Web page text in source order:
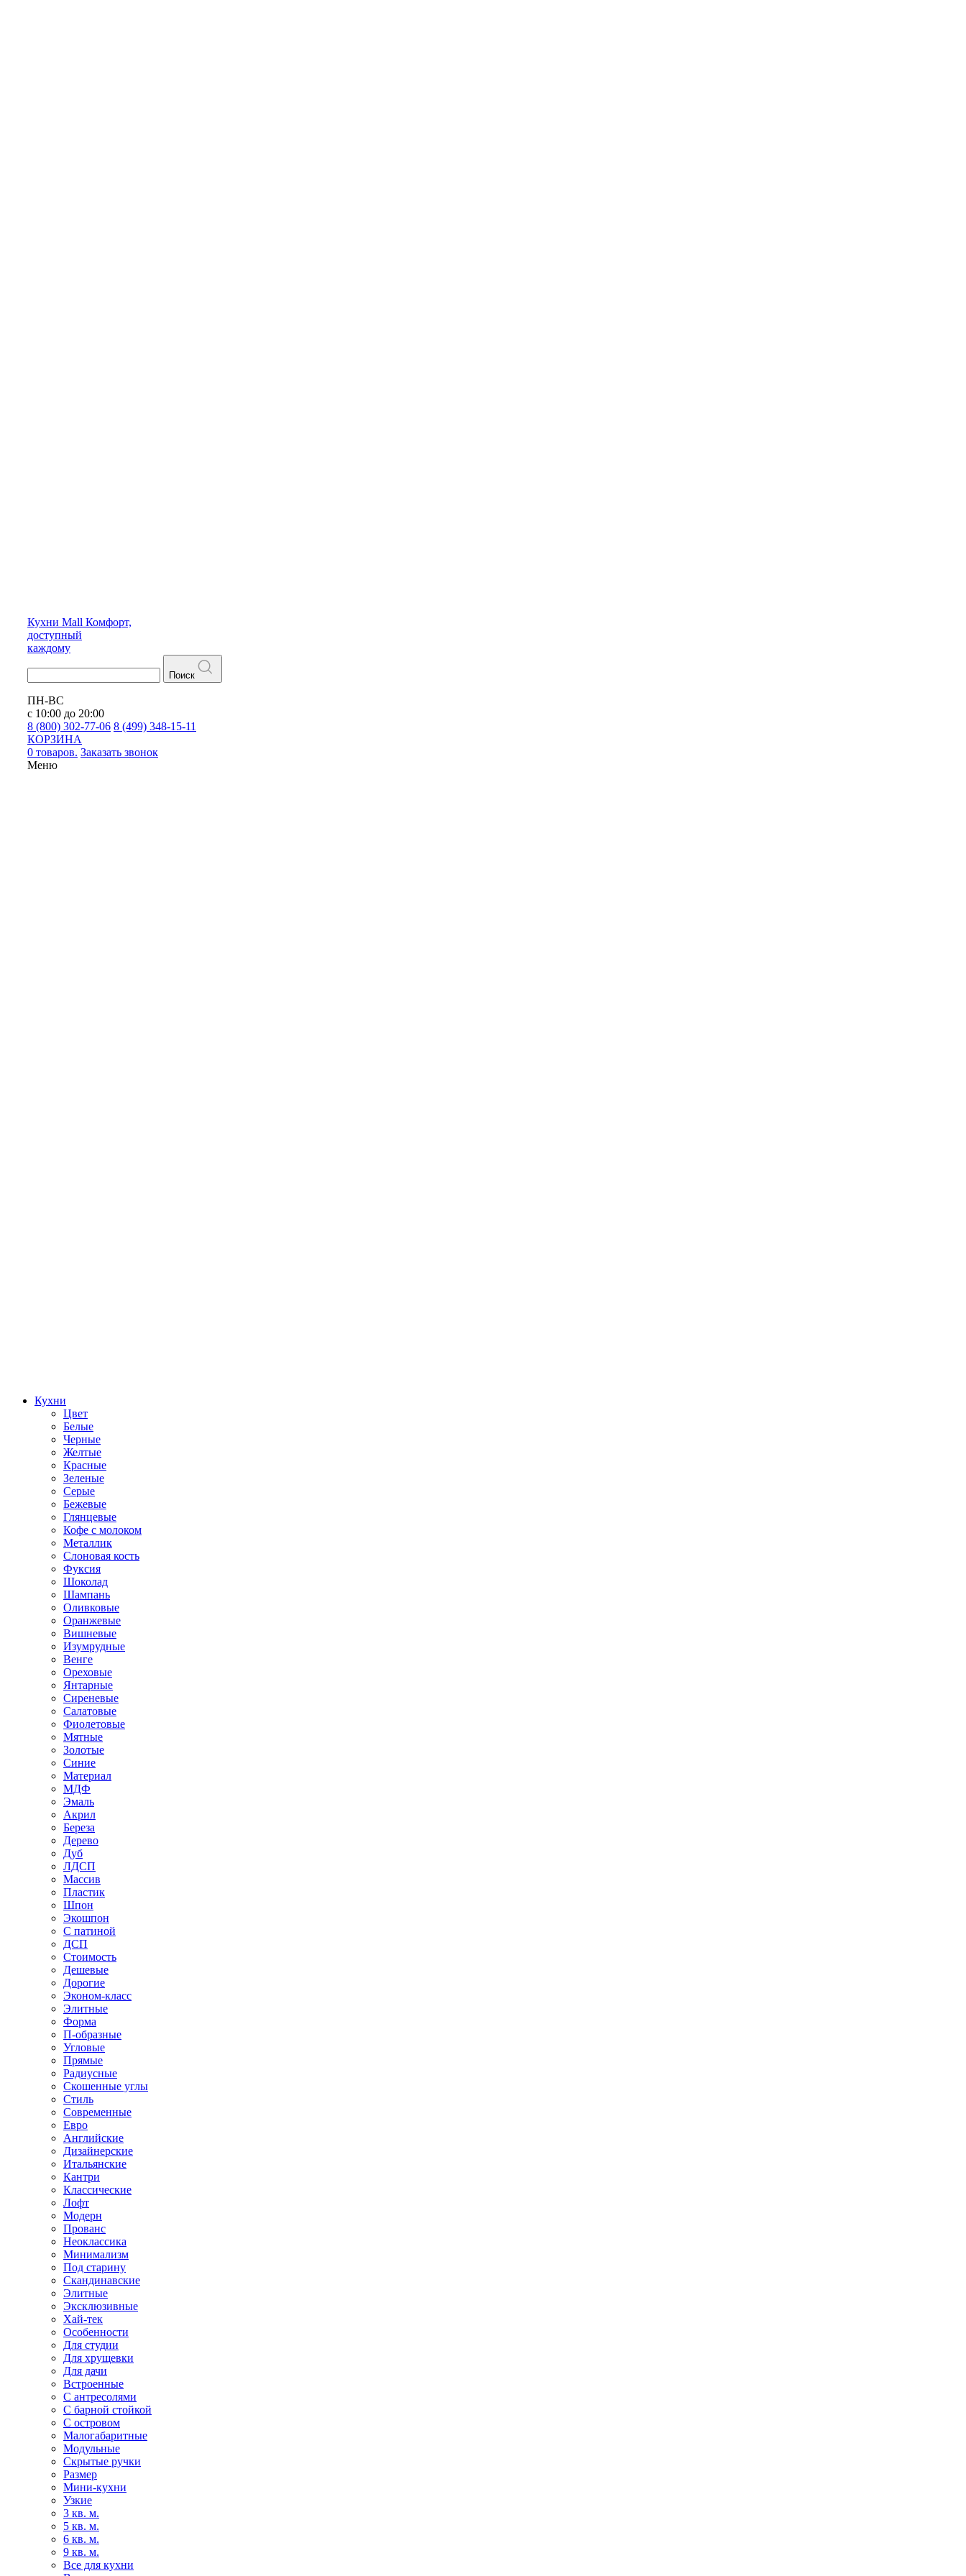
Кухни Mall Комфорт,
доступный
каждому
Поиск
ПН-ВС
с 10:00 до 20:00
8 (800) 302-77-06 8 (499) 348-15-11
КОРЗИНА
0 товаров. Заказать звонок
Меню
Кухни
Цвет
Белые
Черные
Желтые
Красные
Зеленые
Серые
Бежевые
Глянцевые
Кофе с молоком
Металлик
Слоновая кость
Фуксия
Шоколад
Шампань
Оливковые
Оранжевые
Вишневые
Изумрудные
Венге
Ореховые
Янтарные
Сиреневые
Салатовые
Фиолетовые
Мятные
Золотые
Синие
Материал
МДФ
Эмаль
Акрил
Береза
Дерево
Дуб
ЛДСП
Массив
Пластик
Шпон
Экошпон
С патиной
ДСП
Стоимость
Дешевые
Дорогие
Эконом-класс
Элитные
Форма
П-образные
Угловые
Прямые
Радиусные
Скошенные углы
Стиль
Современные
Евро
Английские
Дизайнерские
Итальянские
Кантри
Классические
Лофт
Модерн
Прованс
Неоклассика
Минимализм
Под старину
Скандинавские
Элитные
Эксклюзивные
Хай-тек
Особенности
Для студии
Для хрущевки
Для дачи
Встроенные
С антресолями
С барной стойкой
С островом
Малогабаритные
Модульные
Скрытые ручки
Размер
Мини-кухни
Узкие
3 кв. м.
5 кв. м.
6 кв. м.
9 кв. м.
Все для кухни